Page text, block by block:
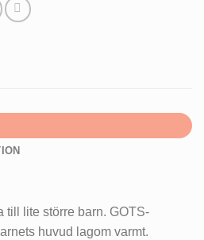
till lite större barn. GOTS-
huvud lagom varmt.